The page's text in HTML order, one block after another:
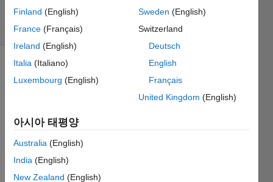
조회 수: 7
(30일)
정보
마감되었습니다.
편집하거나
답변을
올리려면
Finland (English)
France (Français)
Ireland (English)
Italia (Italiano)
Luxembourg (English)
Sweden (English)
Switzerland
Deutsch
English
Français
United Kingdom (English)
아시아 태평양
Australia (English)
India (English)
New Zealand (English)